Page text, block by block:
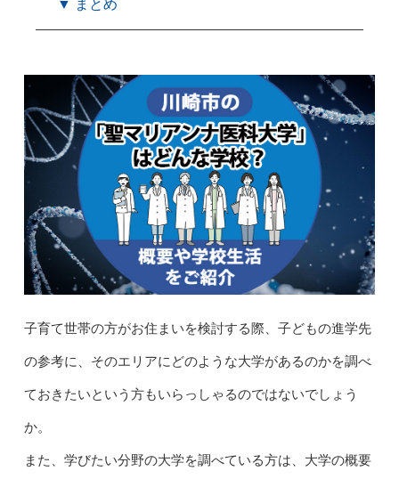
▼ まとめ
子育て世帯の方がお住まいを検討する際、子どもの進学先
の参考に、そのエリアにどのような大学があるのかを調べ
ておきたいという方もいらっしゃるのではないでしょう
か。
また、学びたい分野の大学を調べている方は、大学の概要